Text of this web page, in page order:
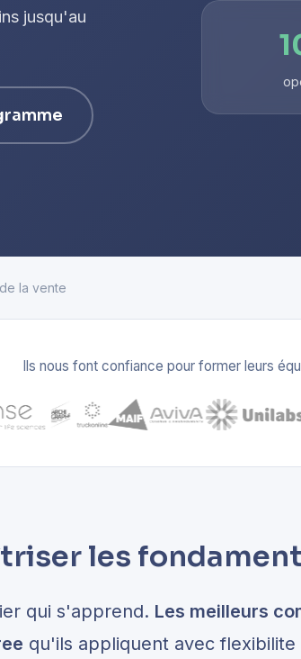
jusqu'au
la vente
Ils nous font confiance pour former leurs
les
qui s'apprend. Les meilleurs
qu'ils appliquent avec